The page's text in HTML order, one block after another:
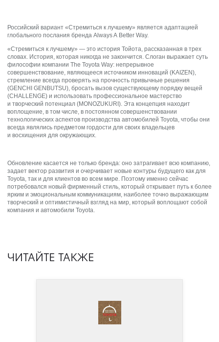
Российский вариант «Стремиться к лучшему» является адаптацией
глобального послания бренда Always A Better Way.
«Стремиться к лучшему» — это история Тойота, рассказанная в трех
словах. История, которая никогда не закончится. Слоган выражает суть
философии компании The Toyota Way: непрерывное
совершенствование, являющееся источником инноваций (KAIZEN),
стремление всегда проверять на прочность привычные решения
(GENCHI GENBUTSU), бросать вызов существующему порядку вещей
(CHALLENGE) и использовать профессиональное мастерство
и творческий потенциал (MONOZUKURI). Эта концепция находит
воплощение, в том числе, в постоянном совершенствовании
технологических аспектов производства автомобилей Toyota, чтобы они
всегда являлись предметом гордости для своих владельцев
и восхищения для окружающих.
Обновление касается не только бренда: оно затрагивает всю компанию,
задает вектор развития и очерчивает новые контуры будущего как для
Toyota, так и для клиентов во всем мире. Поэтому именно сейчас
потребовался новый фирменный стиль, который открывает путь к более
ярким и эмоциональным коммуникациям, наиболее точно выражающим
творческий и оптимистичный взгляд на мир, который воплощают собой
компания и автомобили Toyota.
ЧИТАЙТЕ ТАКЖЕ